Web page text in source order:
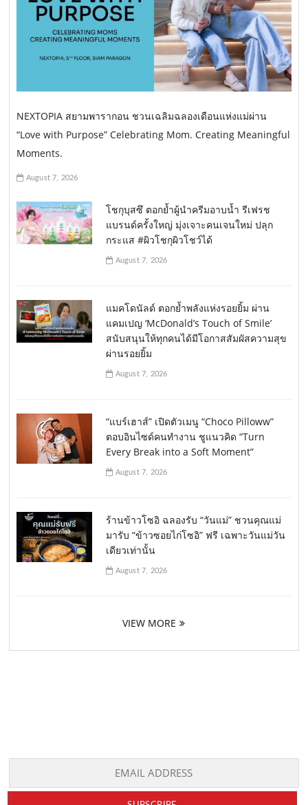
NEXTOPIA สยามพารากอน ชวนเฉลิมฉลองเดือนแห่งแม่ผ่าน
“Love with Purpose” Celebrating Mom. Creating Meaningful
Moments.
August 7, 2026
โชกุบุสซึ ตอกย้ำผู้นำครีมอาบน้ำ รีเฟรช
แบรนด์ครั้งใหญ่ มุ่งเจาะคนเจนใหม่ ปลุก
กระแส #ผิวโชกุผิวโชว์ได้
August 7, 2026
แมคโดนัลด์ ตอกย้ำพลังแห่งรอยยิ้ม ผ่าน
แคมเปญ ‘McDonald’s Touch of Smile’
สนับสนุนให้ทุกคนได้มีโอกาสสัมผัสความสุข
ผ่านรอยยิ้ม
August 7, 2026
“แบร์เฮาส์” เปิดตัวเมนู “Choco Pilloww”
ตอบอินไซด์คนทำงาน ชูแนวคิด “Turn
Every Break into a Soft Moment”
August 7, 2026
ร้านข้าวโซอิ ฉลองรับ “วันแม่” ชวนคุณแม่
มารับ “ข้าวซอยไก่โซอิ” ฟรี เฉพาะวันแม่วัน
เดียวเท่านั้น
August 7, 2026
VIEW MORE